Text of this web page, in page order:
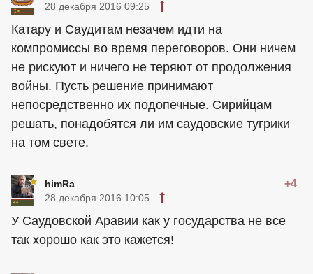
28 декабря 2016 09:25
Катару и Саудитам незачем идти на
компромиссы во время переговоров. Они ничем
не рискуют и ничего не теряют от продолжения
войны. Пусть решение принимают
непосредственно их подопечные. Сирийцам
решать, понадобятся ли им саудовские тугрики
на том свете.
himRa +4
28 декабря 2016 10:05
У Саудовской Аравии как у государства не все
так хорошо как это кажется!